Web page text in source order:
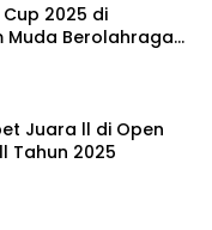
2025 di
Muda Berolahraga
Juara ll di Open
Tahun 2025